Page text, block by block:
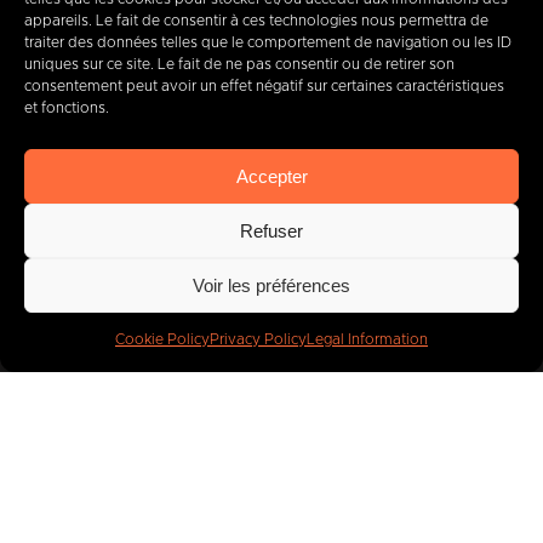
appareils. Le fait de consentir à ces technologies nous permettra de
traiter des données telles que le comportement de navigation ou les ID
uniques sur ce site. Le fait de ne pas consentir ou de retirer son
consentement peut avoir un effet négatif sur certaines caractéristiques
et fonctions.
Accepter
Refuser
Voir les préférences
Cookie PolicyPrivacy Policy Legal Information
+32 (0) 65 39 95 70
companies.